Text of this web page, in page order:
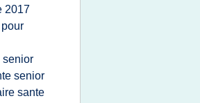
2017
senior
senior
sante